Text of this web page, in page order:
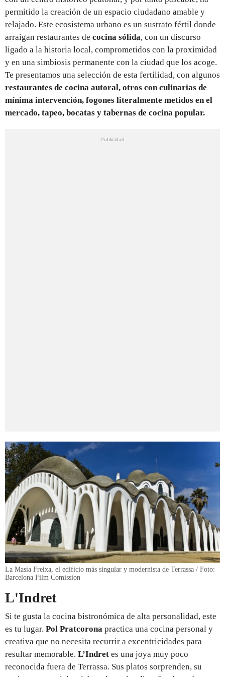
permitido la creación de un espacio ciudadano amable y
relajado. Este ecosistema urbano es un sustrato fértil donde
arraigan restaurantes de cocina sólida, con un discurso
ligado a la historia local, comprometidos con la proximidad
y en una simbiosis permanente con la ciudad que los acoge.
Te presentamos una selección de esta fertilidad, con algunos
restaurantes de cocina autoral, otros con culinarias de
mínima intervención, fogones literalmente metidos en el
mercado, tapeo, bocatas y tabernas de cocina popular.
La Masía Freixa, el edificio más singular y modernista de Terrassa / Foto:
Barcelona Film Comission
L'Indret
Si te gusta la cocina bistronómica de alta personalidad, este
es tu lugar. Pol Pratcorona practica una cocina personal y
creativa que no necesita recurrir a excentricidades para
resultar memorable. L’Indret es una joya muy poco
reconocida fuera de Terrassa. Sus platos sorprenden, su